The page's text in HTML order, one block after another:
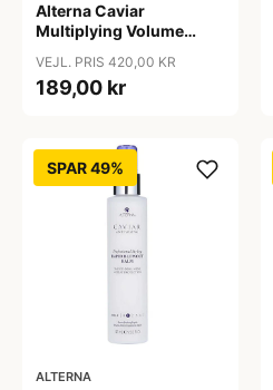
Alterna Caviar
Multiplying Volume
VEJL. PRIS 420,00 KR
189,00 kr
SPAR 49%
ALTERNA